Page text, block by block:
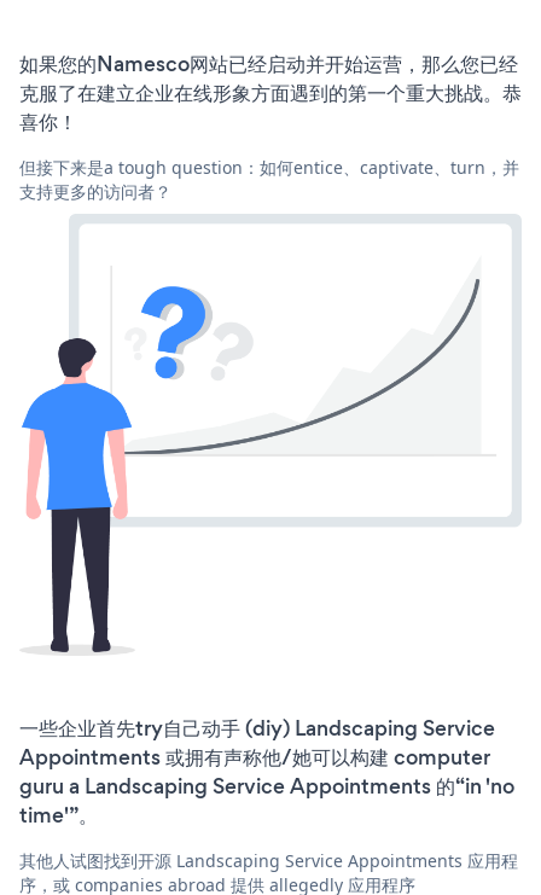
如果您的Namesco网站已经启动并开始运营，那么您已经
克服了在建立企业在线形象方面遇到的第一个重大挑战。恭
喜你！
但接下来是a tough question：如何entice、captivate、turn，并
支持更多的访问者？
一些企业首先try自己动手 (diy) Landscaping Service
Appointments 或拥有声称他/她可以构建 computer
guru a Landscaping Service Appointments 的“in 'no
time'”。
其他人试图找到开源 Landscaping Service Appointments 应用程
序，或 companies abroad 提供 allegedly 应用程序